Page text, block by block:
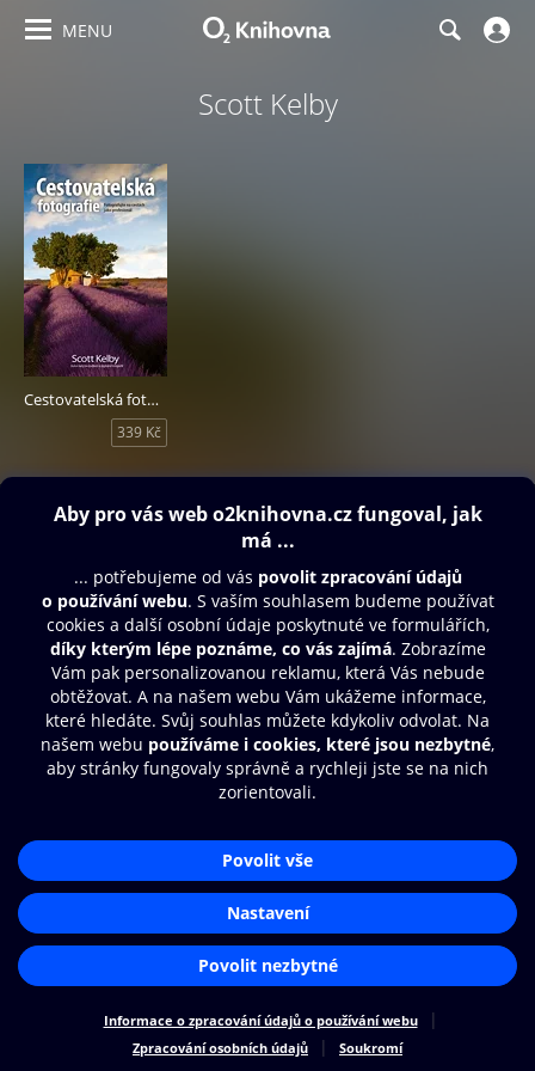
MENU
Scott Kelby
Cestovatelská fotografie
339 Kč
Obsah ke stažení
Další zábava
© O2 Czech Republic a.s.
Nákupní řád
Přístupnost
Cookies
Nastavení cookies
Aplikace O2 Knihovna
Čti a poslouchej své e-knihy a
audioknihy rychleji a pohodlněji.